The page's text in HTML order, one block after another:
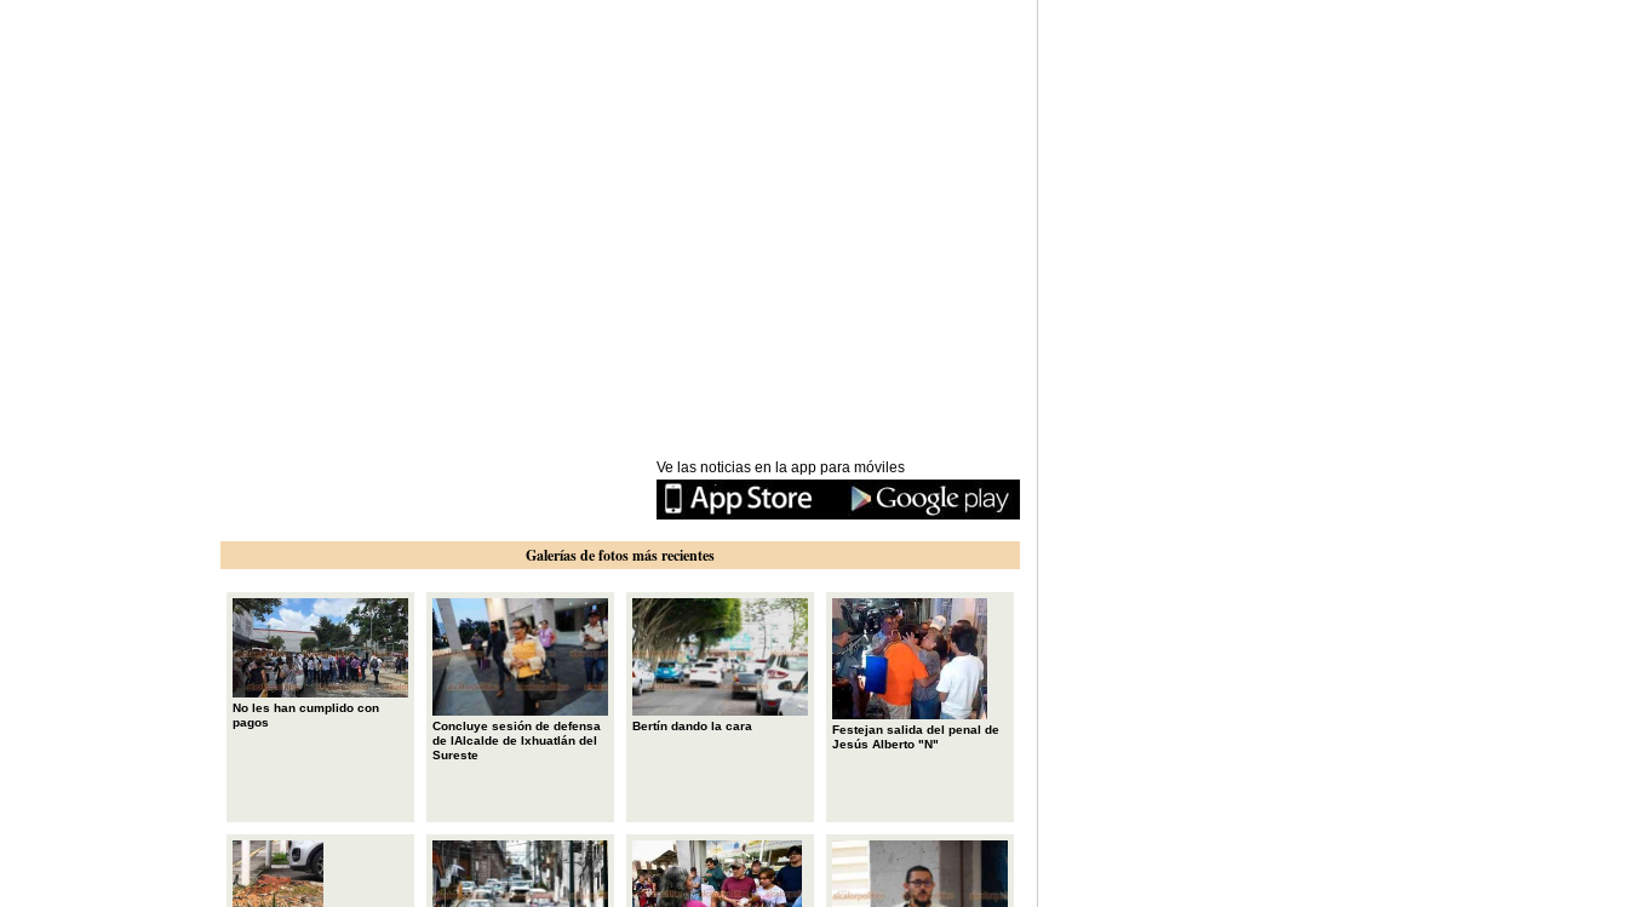
Ve las noticias en la app para móviles
Galerías de fotos más recientes
No les han cumplido con
pagos
Concluye sesión de defensa
de lAlcalde de Ixhuatlán del
Sureste
Bertín dando la cara
Festejan salida del penal de
Jesús Alberto "N"